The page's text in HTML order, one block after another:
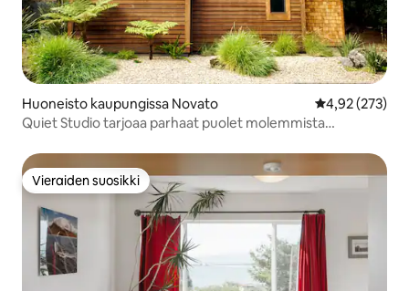
Huoneisto kaupungissa Novato
4,92 (273)
Quiet Studio tarjoaa parhaat puolet molemmista
Vieraiden suosikki
Vieraiden suosikki